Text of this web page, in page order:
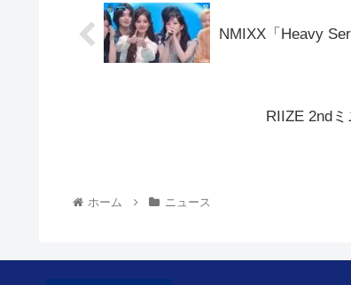
NMIXX「Heavy
RIIZE 2nd
ホーム ニュース